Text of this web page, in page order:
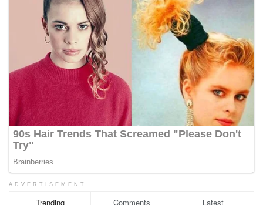
ADVERTISEMENT
Trending Comments Latest